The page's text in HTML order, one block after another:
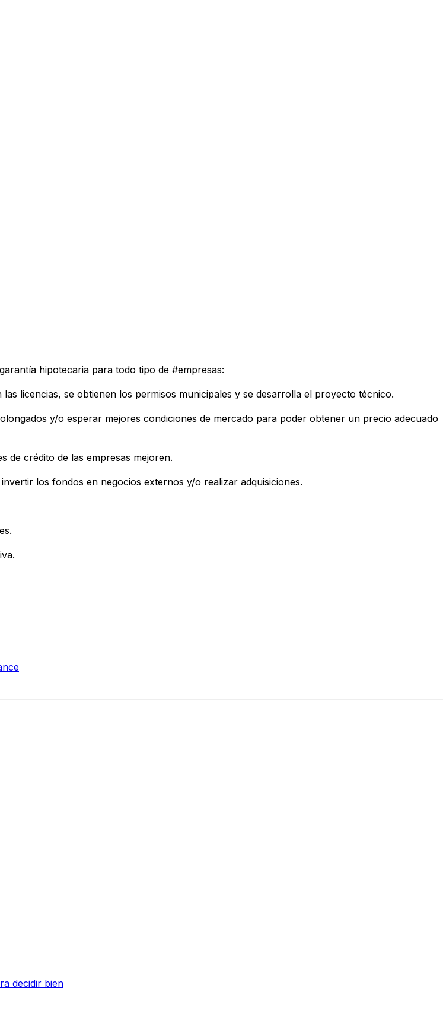
hipotecaria para todo tipo de #empresas:
licencias, se obtienen los permisos municipales y se desarrolla el proyecto técnico.
y/o esperar mejores condiciones de mercado para poder obtener un precio adecuado
de crédito de las empresas mejoren.
los fondos en negocios externos y/o realizar adquisiciones.
decidir bien